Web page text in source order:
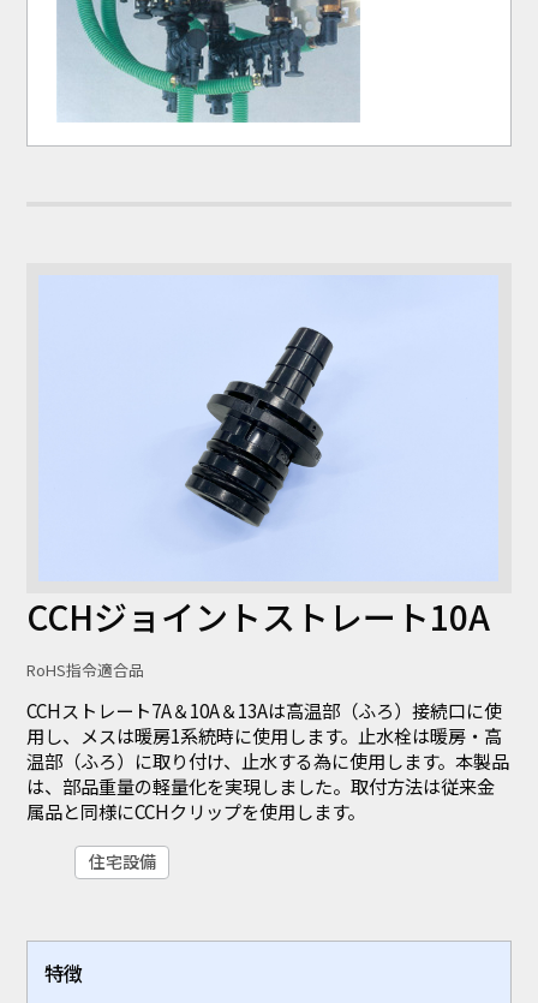
CCHジョイントストレート10A
RoHS指令適合品
CCHストレート7A＆10A＆13Aは高温部（ふろ）接続口に使
用し、メスは暖房1系統時に使用します。止水栓は暖房・高
温部（ふろ）に取り付け、止水する為に使用します。本製品
は、部品重量の軽量化を実現しました。取付方法は従来金
属品と同様にCCHクリップを使用します。
住宅設備
特徴